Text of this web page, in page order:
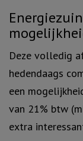
Deze volledig
hedendaags
een
van 21% btw
extra